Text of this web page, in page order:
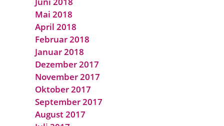
Mai 2018
April 2018
Februar 2018
Januar 2018
Dezember 2017
November 2017
Oktober 2017
September 2017
August 2017